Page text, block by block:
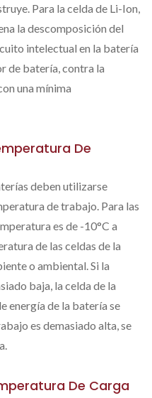
Para la celda de Li-Ion,
la descomposición del
intelectual en la batería
de batería, contra la
una mínima
De
deben utilizarse
de trabajo. Para las
es de -10°C a
de las celdas de la
o ambiental. Si la
baja, la celda de la
energía de la batería se
es demasiado alta, se
De Carga